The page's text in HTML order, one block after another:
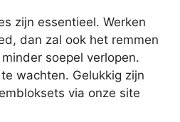
zijn essentieel. Werken
dan zal ook het remmen
soepel verlopen.
wachten. Gelukkig zijn
via onze site